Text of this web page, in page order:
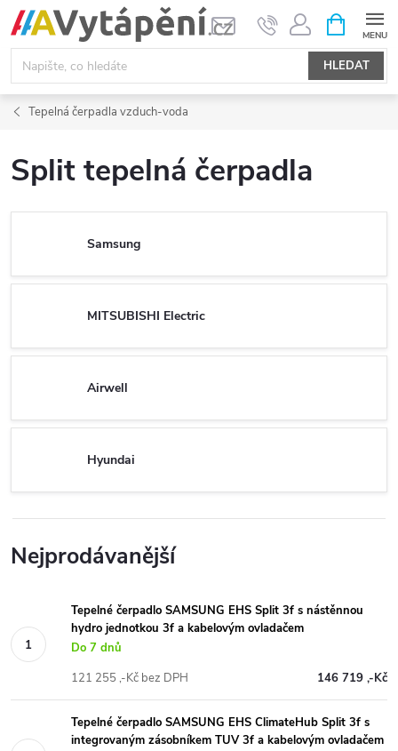
Přejít
na
obsah
HLEDAT
NÁKUPNÍ
KOŠÍK
Tepelná čerpadla vzduch-voda
Split tepelná čerpadla
Samsung
MITSUBISHI Electric
Airwell
Hyundai
Nejprodávanější
Tepelné čerpadlo SAMSUNG EHS Split 3f s nástěnnou
hydro jednotkou 3f a kabelovým ovladačem
Do 7 dnů
146 719 ,-Kč
121 255 ,-Kč bez DPH
Tepelné čerpadlo SAMSUNG EHS ClimateHub Split 3f s
integrovaným zásobníkem TUV 3f a kabelovým ovladačem